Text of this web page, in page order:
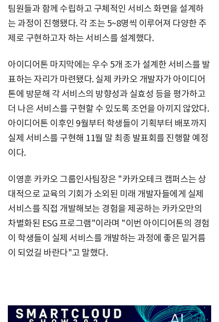
팀원들과 함께 수립하고 구체적인 서비스 화면을 설계하
는 과정이 진행됐다. 각 조는 5~8명씩 이루어져 다양한 주
제로 구현하고자 하는 서비스를 설계했다.
아이디어톤 마지막에는 우수 5개 조가 설계한 서비스를 발
표하는 자리가 마련됐다. 실제 카카오 개발자가 아이디어
톤에 방문해 각 서비스의 방향성과 실효성 등을 평가하고
더 나은 서비스를 구현할 수 있도록 조언을 아끼지 않았다.
아이디어톤 이후인 9월부터 학생들이 기획부터 배포까지
실제 서비스를 구현해 11월 말 최종 발표회를 진행할 예정
이다.
이영훈 카카오 그룹인사팀장은 "카카오테크 캠퍼스는 상
대적으로 교육의 기회가 소외된 미래 개발자들에게 실제
서비스를 직접 개발해보는 경험을 제공하는 카카오만의
차별화된 ESG 프로그램"이라며 "이번 아이디어톤의 경험
이 학생들이 실제 서비스를 개발하는 과정에 좋은 밑거름
이 되었길 바란다"고 말했다.